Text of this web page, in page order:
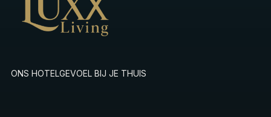
ONS HOTELGEVOEL BIJ JE THUIS